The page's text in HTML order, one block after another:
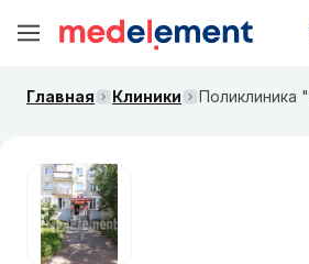
Главная Клиники